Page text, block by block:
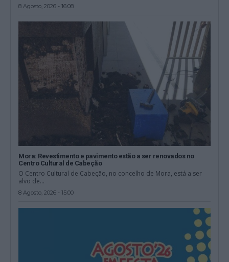
8 Agosto, 2026 - 16:08
Mora: Revestimento e pavimento estão a ser renovados no
Centro Cultural de Cabeção
O Centro Cultural de Cabeção, no concelho de Mora, está a ser
alvo de...
8 Agosto, 2026 - 15:00